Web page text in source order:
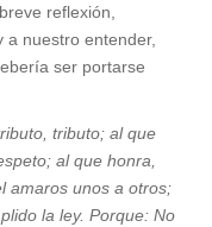
reflexión,
nuestro entender,
ser portarse
tributo; al que
al que honra,
amaros unos a otros;
la ley. Porque: No